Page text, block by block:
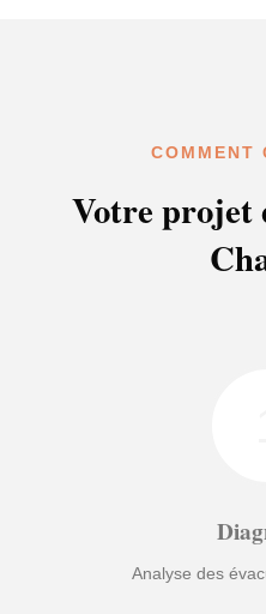
COMMENT
Votre projet
Analyse des